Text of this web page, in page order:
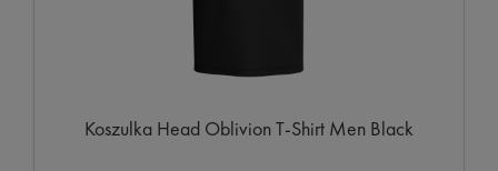
Koszulka Head Oblivion T-Shirt Men Black